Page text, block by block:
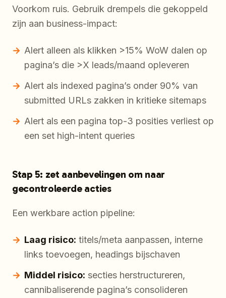
Voorkom ruis. Gebruik drempels die gekoppeld
zijn aan business-impact:
Alert alleen als klikken >15% WoW dalen op
pagina’s die >X leads/maand opleveren
Alert als indexed pagina’s onder 90% van
submitted URLs zakken in kritieke sitemaps
Alert als een pagina top-3 posities verliest op
een set high-intent queries
Stap 5: zet aanbevelingen om naar
gecontroleerde acties
Een werkbare action pipeline:
Laag risico: titels/meta aanpassen, interne
links toevoegen, headings bijschaven
Middel risico: secties herstructureren,
cannibaliserende pagina’s consolideren